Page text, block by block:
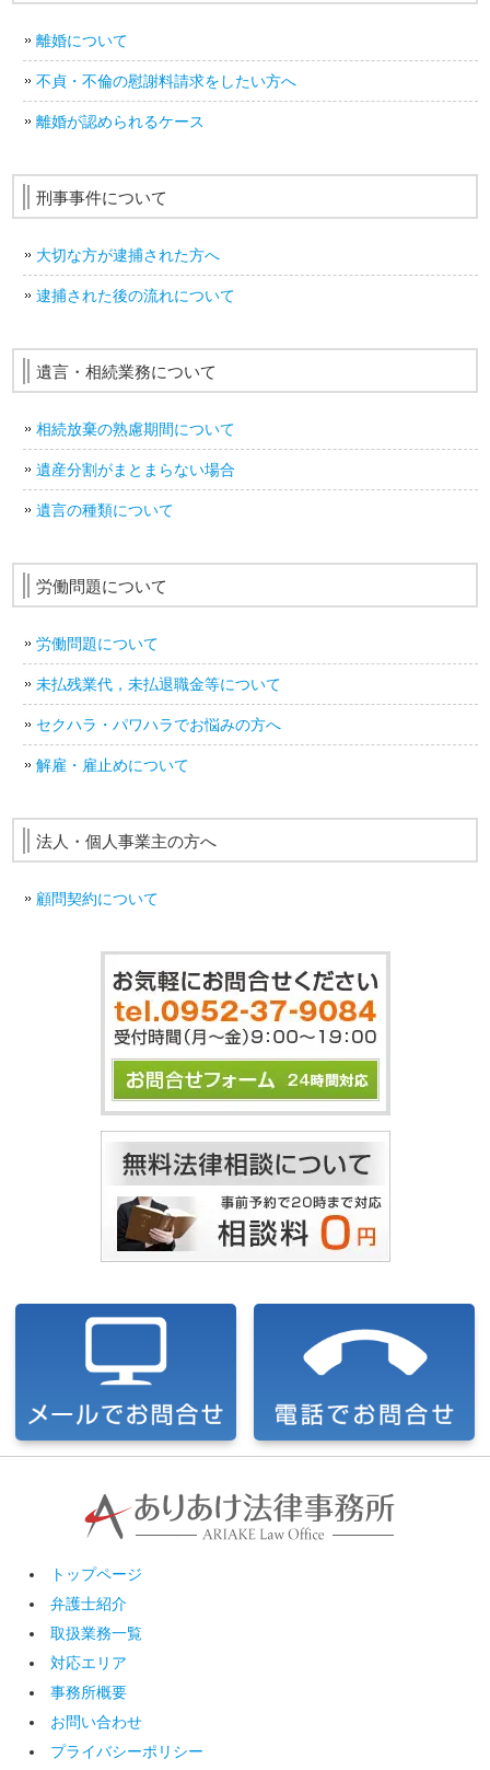
離婚について
不貞・不倫の慰謝料請求をしたい方へ
離婚が認められるケース
刑事事件について
大切な方が逮捕された方へ
逮捕された後の流れについて
遺言・相続業務について
相続放棄の熟慮期間について
遺産分割がまとまらない場合
遺言の種類について
労働問題について
労働問題について
未払残業代，未払退職金等について
セクハラ・パワハラでお悩みの方へ
解雇・雇止めについて
法人・個人事業主の方へ
顧問契約について
トップページ
弁護士紹介
取扱業務一覧
対応エリア
事務所概要
お問い合わせ
プライバシーポリシー